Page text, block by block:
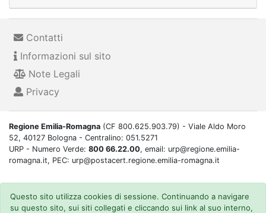
Contatti
Informazioni sul sito
Note Legali
Privacy
Regione Emilia-Romagna (CF 800.625.903.79) - Viale Aldo Moro
52, 40127 Bologna - Centralino: 051.5271
URP - Numero Verde: 800 66.22.00, email: urp@regione.emilia-
romagna.it, PEC: urp@postacert.regione.emilia-romagna.it
Questo sito utilizza cookies di sessione. Continuando a navigare
su questo sito, sui siti collegati e cliccando sui link al suo interno,